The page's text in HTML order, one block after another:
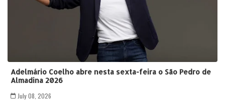
Adelmário Coelho abre nesta sexta-feira o São Pedro de
Almadina 2026
July 08, 2026